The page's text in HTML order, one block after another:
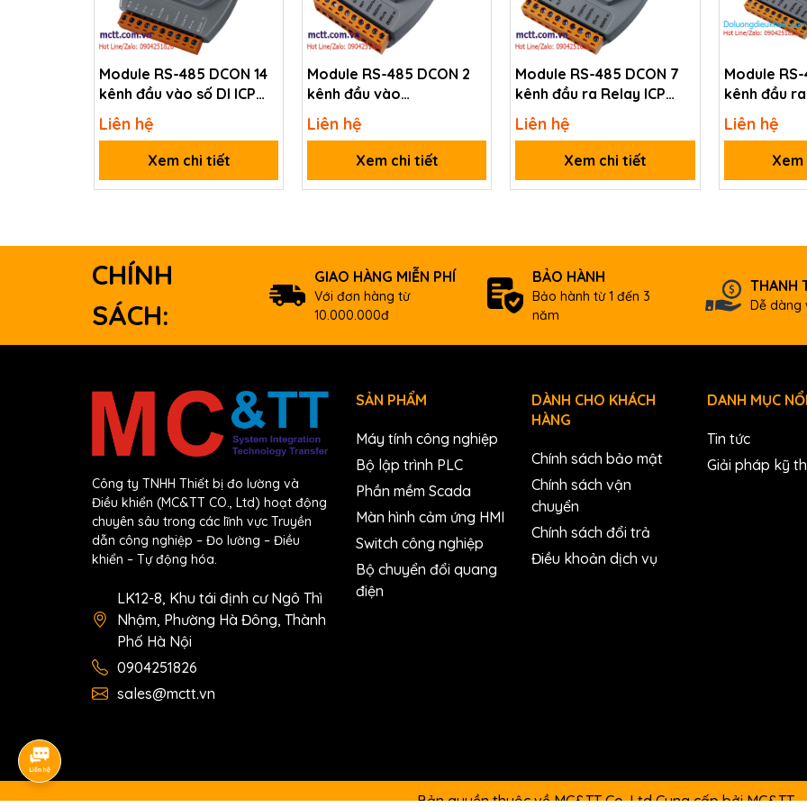
Sensor Type
Thermocouple: J, K, T, E, R, S, B, N, C, L, M, LDIN43710
Temperature Output Consistency
Stable Temperature Output in the
Yes
Range
Voltage: ±15 mV, ±50 mV, ±100 mV, ±500 mV, ±1 V, ±2.5 V
Current: ±20 mA, 0 ~ 20 mA, 4 ~ 20 mA (requires an optional external 125 Ω
Sampling Rate
Input Impedance
> 400 kΩ
Common Voltage Protection
±200 VDC
Overvoltage Protection
240 Vrms
Open Wire Detection
Yes
Ports
1 x RS-485
Baud Rate
1200 to 115200 bps
Data Format
(N, 8, 1) (N, 8, 2) (E, 8, 1) (O, 8, 1)
DCON
Power
Reverse Polarity Protection
Input Range
Mechanical
I-7018Z: 116 x 73 x 35 (W x L x H)
Module RS-485 DCON 14
kênh đầu vào số DI ICP
DAS I-7041P-G CR
Liên hệ
Xem chi tiết
Module RS-485 DCON 2
kênh đầu vào
Counter/Frequency ICP
DAS I-7080-G CR
Liên hệ
Xem chi tiết
Module RS-485 DCON 7
kênh đầu ra Relay ICP
DAS I-7067D-G CR
Liên hệ
Xem chi tiết
Module
kênh đầu
kênh đầu
DAS I-
Liên hệ
CHÍNH
SÁCH:
GIAO HÀNG MIỄN PHÍ
Với đơn hàng từ
10.000.000đ
BẢO HÀNH
Bảo hành từ 1 đến 3
năm
THANH
Dễ dàng
Công ty TNHH Thiết bị đo lường và
Điều khiển (MC&TT CO., Ltd) hoạt động
chuyên sâu trong các lĩnh vực Truyền
dẫn công nghiệp – Đo lường – Điều
khiển – Tự động hóa.
LK12-8, Khu tái định cư Ngô Thì
Nhậm, Phường Hà Đông, Thành
Phố Hà Nội
0904251826
sales@mctt.vn
SẢN PHẨM
Máy tính công nghiệp
Bộ lập trình PLC
Phần mềm Scada
Màn hình cảm ứng HMI
Switch công nghiệp
Bộ chuyển đổi quang
điện
DÀNH CHO KHÁCH
HÀNG
Chính sách bảo mật
Chính sách vận
chuyển
Chính sách đổi trả
Điều khoản dịch vụ
DANH MỤC
Tin tức
Giải pháp kỹ
Bản quyền thuộc về MC&TT Co.,Ltd Cung cấp bởiMC&TT